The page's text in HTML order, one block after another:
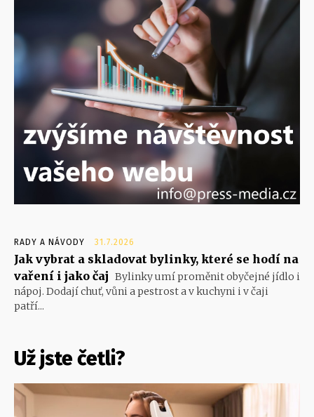
RADY A NÁVODY 31.7.2026
Jak vybrat a skladovat bylinky, které se hodí na
vaření i jako čaj Bylinky umí proměnit obyčejné jídlo i
nápoj. Dodají chuť, vůni a pestrost a v kuchyni i v čaji
patří...
Už jste četli?